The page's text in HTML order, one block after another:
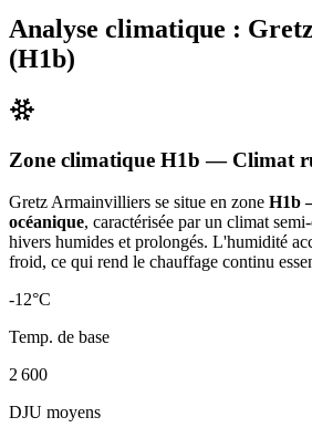
Analyse climatique :
(H1b)
Zone climatique H1b — Climat
Gretz Armainvilliers se situe en zone H1b
océanique, caractérisée par un climat
hivers humides et prolongés. L'humidité
froid, ce qui rend le chauffage continu
-12°C
Temp. de base
2 600
DJU moyens